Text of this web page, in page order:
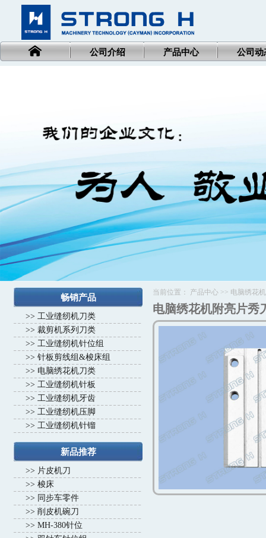
公司介绍 产品中心 公司动
畅销产品
>> 工业缝纫机刀类
>> 裁剪机系列刀类
>> 工业缝纫机针位组
>> 针板剪线组&梭床组
>> 电脑绣花机刀类
>> 工业缝纫机针板
>> 工业缝纫机牙齿
>> 工业缝纫机压脚
>> 工业缝纫机针镏
新品推荐
>> 片皮机刀
>> 梭床
>> 同步车零件
>> 削皮机碗刀
>> MH-380针位
当前位置： 产品中心 >> 电脑绣花
电脑绣花机附亮片秀